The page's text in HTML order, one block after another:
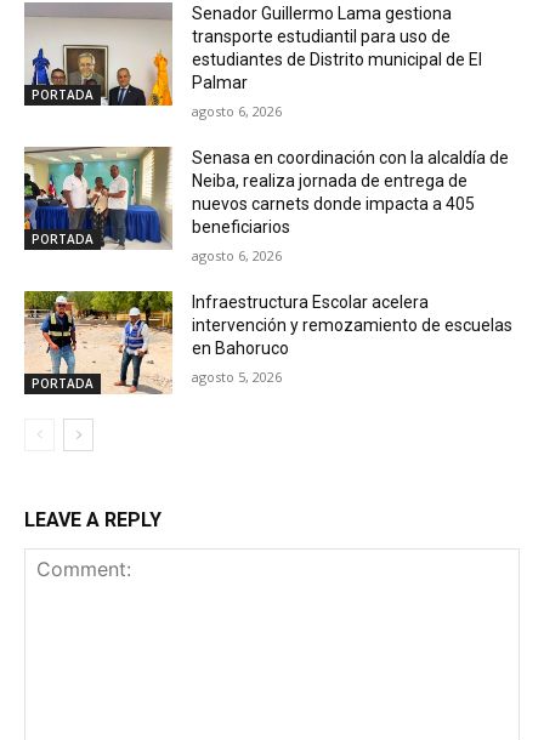
PORTADA
Senador Guillermo Lama gestiona
transporte estudiantil para uso de
estudiantes de Distrito municipal de El
Palmar
agosto 6, 2026
PORTADA
Senasa en coordinación con la alcaldía de
Neiba, realiza jornada de entrega de
nuevos carnets donde impacta a 405
beneficiarios
agosto 6, 2026
PORTADA
Infraestructura Escolar acelera
intervención y remozamiento de escuelas
en Bahoruco
agosto 5, 2026
LEAVE A REPLY